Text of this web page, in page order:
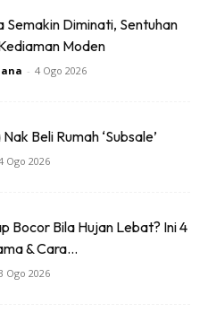
pandemik yang
masa, perjalanan ini
mengukuhkan
Semakin Diminati, Sentuhan
Moden
- 4 Ogo 2026
Beli Rumah ‘Subsale’
Ogo 2026
Bocor Bila Hujan Lebat? Ini 4
& Cara...
Ogo 2026